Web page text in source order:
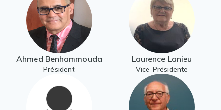
Ahmed Benhammouda
Président
Laurence Lanieu
Vice-Présidente